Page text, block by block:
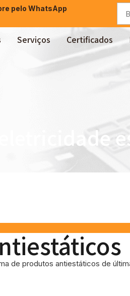
pelo WhatsApp
Serviços Certificados
de produtos antiestáticos de